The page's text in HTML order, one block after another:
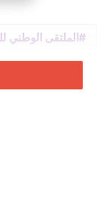
الملتقى الوطني